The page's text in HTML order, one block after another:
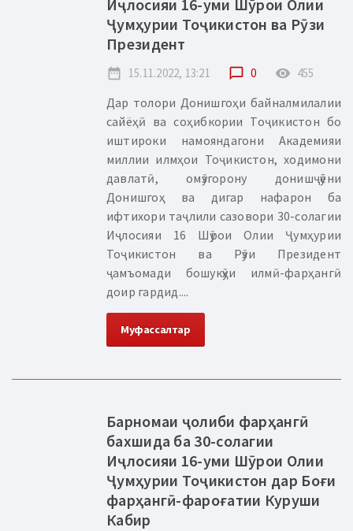
Иҷлосияи 16-уми Шӯрои Олии
Ҷумҳурии Тоҷикистон ва Рӯзи
Президент
date_range 15.11.2022, 13:21 chat_bubble_outline 0 remove_red_eye 455
Дар толори Донишгоҳи байналмилалии
сайёҳӣ ва соҳибкории Тоҷикистон бо
иштироки намояндагони Академияи
миллии илмҳои Тоҷикистон, ходимони
давлатӣ, омӯзгорону донишҷӯёни
Донишгоҳ ва дигар нафарон ба
ифтихори таҷлили сазовори 30-солагии
Иҷлосияи 16 Шӯрои Олии Ҷумҳурии
Тоҷикистон ва Рӯзи Президент
ҷамъомади бошукӯҳи илмӣ-фарҳангӣ
доир гардид....
Муфассалтар
Барномаи ҷолиби фарҳангӣ
бахшида ба 30-солагии
Иҷлосияи 16-уми Шӯрои Олии
Ҷумҳурии Тоҷикистон дар Боғи
фарҳангӣ-фароғатии Куруши
Кабир